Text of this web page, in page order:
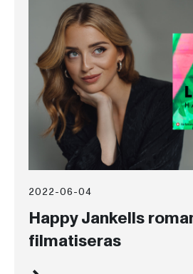
2022-06-04
Happy Jankells
filmatiseras